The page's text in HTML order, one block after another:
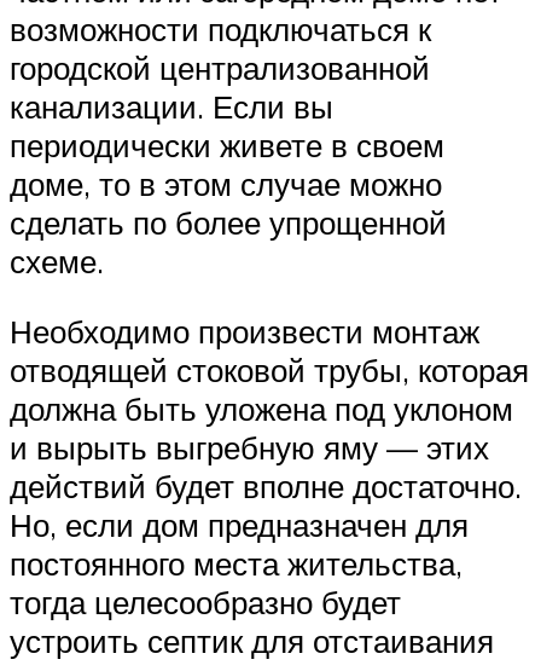
возможности подключаться к
городской централизованной
канализации. Если вы
периодически живете в своем
доме, то в этом случае можно
сделать по более упрощенной
схеме.
Необходимо произвести монтаж
отводящей стоковой трубы, которая
должна быть уложена под уклоном
и вырыть выгребную яму — этих
действий будет вполне достаточно.
Но, если дом предназначен для
постоянного места жительства,
тогда целесообразно будет
устроить септик для отстаивания